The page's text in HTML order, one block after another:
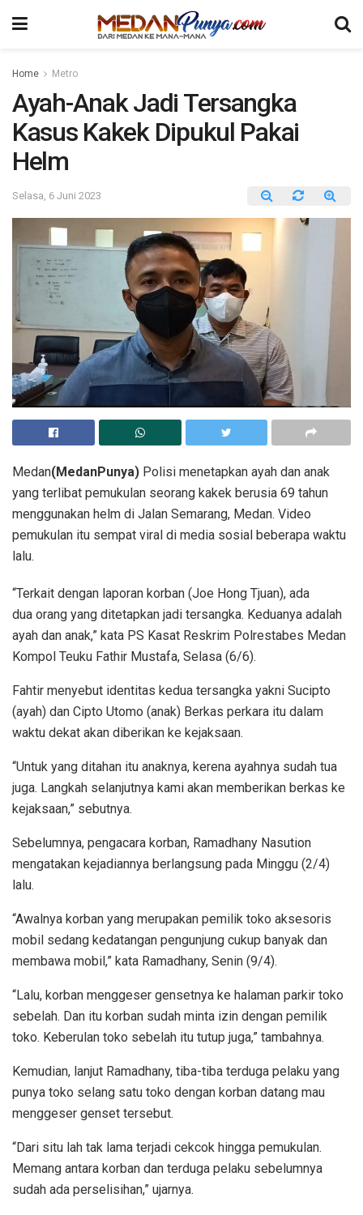
Home Metro
Ayah-Anak Jadi Tersangka
Kasus Kakek Dipukul Pakai
Helm
Selasa, 6 Juni 2023
Medan(MedanPunya) Polisi menetapkan ayah dan anak
yang terlibat pemukulan seorang kakek berusia 69 tahun
menggunakan helm di Jalan Semarang, Medan. Video
pemukulan itu sempat viral di media sosial beberapa waktu
lalu.
“Terkait dengan laporan korban (Joe Hong Tjuan), ada
dua orang yang ditetapkan jadi tersangka. Keduanya adalah
ayah dan anak,” kata PS Kasat Reskrim Polrestabes Medan
Kompol Teuku Fathir Mustafa, Selasa (6/6).
Fahtir menyebut identitas kedua tersangka yakni Sucipto
(ayah) dan Cipto Utomo (anak) Berkas perkara itu dalam
waktu dekat akan diberikan ke kejaksaan.
“Untuk yang ditahan itu anaknya, kerena ayahnya sudah tua
juga. Langkah selanjutnya kami akan memberikan berkas ke
kejaksaan,” sebutnya.
Sebelumnya, pengacara korban, Ramadhany Nasution
mengatakan kejadiannya berlangsung pada Minggu (2/4)
lalu.
“Awalnya korban yang merupakan pemilik toko aksesoris
mobil sedang kedatangan pengunjung cukup banyak dan
membawa mobil,” kata Ramadhany, Senin (9/4).
“Lalu, korban menggeser gensetnya ke halaman parkir toko
sebelah. Dan itu korban sudah minta izin dengan pemilik
toko. Keberulan toko sebelah itu tutup juga,” tambahnya.
Kemudian, lanjut Ramadhany, tiba-tiba terduga pelaku yang
punya toko selang satu toko dengan korban datang mau
menggeser genset tersebut.
“Dari situ lah tak lama terjadi cekcok hingga pemukulan.
Memang antara korban dan terduga pelaku sebelumnya
sudah ada perselisihan,” ujarnya.